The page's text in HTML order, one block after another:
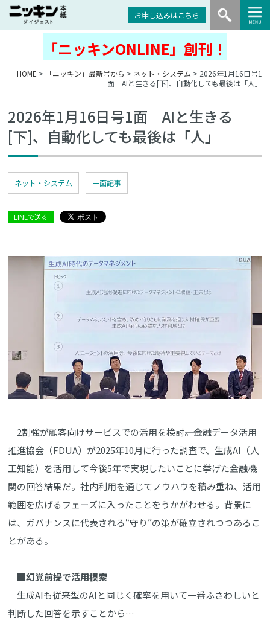
お申し込みはこちら
「ニッキンONLINE」創刊！
HOME > 「ニッキン」最新号から > ネット・システム > 2026年1月16日号1
面 AIと生きる[下]、自動化しても最後は「人」
2026年1月16日号1面 AIと生きる
[下]、自動化しても最後は「人」
ネット・システム 一面記事
LINEで送る
2割強が顧客向けサービスでの活用を検討――。金融データ活用
推進協会（FDUA）が2025年10月に行った調査で、生成AI（人
工知能）を活用して今後5年で実現したいことに挙げた金融機
関の回答結果だ。社内利用を通じてノウハウを積み重ね、活用
範囲を広げるフェーズに入ったことをうかがわせる。背景に
は、ガバナンスに代表される“守り”の策が確立されつつあるこ
とがある。
■幻覚前提で活用模索
生成AIも従来型のAIと同じく確率を用いて一番ふさわしいと
判断した回答を示すことから…